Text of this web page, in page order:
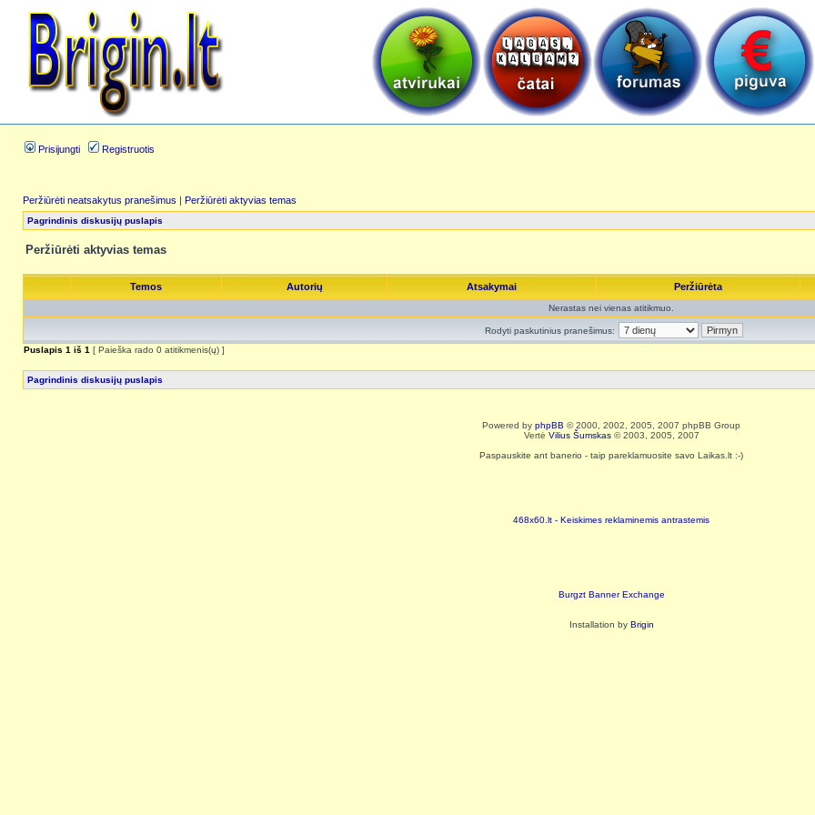
Prisijungti Registruotis
Peržiūrėti neatsakytus pranešimus | Peržiūrėti aktyvias temas
Pagrindinis diskusijų puslapis
Peržiūrėti aktyvias temas
Temos Autorių Atsakymai Peržiūrėta
Nerastas nei vienas atitikmuo.
Rodyti paskutinius pranešimus:
Puslapis 1 iš 1 [ Paieška rado 0 atitikmenis(ų) ]
Pagrindinis diskusijų puslapis
Powered by phpBB © 2000, 2002, 2005, 2007 phpBB Group
Vertė Vilius Šumskas© 2003, 2005, 2007
Paspauskite ant banerio - taip pareklamuosite savo Laikas.lt :-)
468x60.lt - Keiskimes reklaminemis antrastemis
Burgzt Banner Exchange
Installation by Brigin